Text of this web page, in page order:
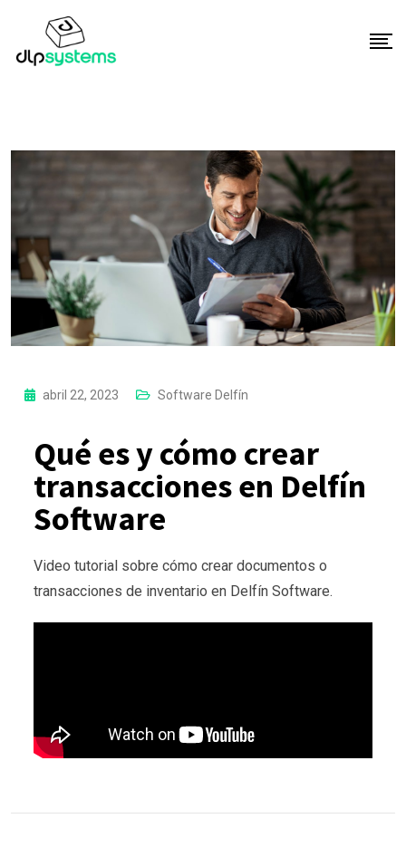
abril 22, 2023 Software Delfín
Qué es y cómo crear
transacciones en Delfín
Software
Video tutorial sobre cómo crear documentos o
transacciones de inventario en Delfín Software.